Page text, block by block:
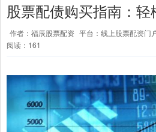
股票配债购买指南：
作者：福辰股票配资 平台：线上股票配资门
阅读：161